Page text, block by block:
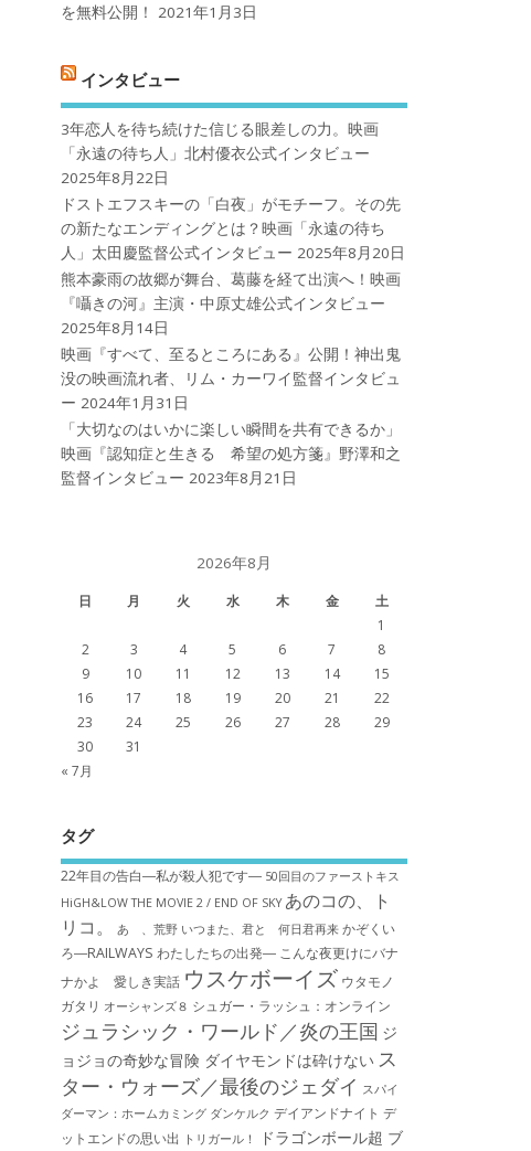
を無料公開！
2021年1月3日
インタビュー
3年恋人を待ち続けた信じる眼差しの力。映画
「永遠の待ち人」北村優衣公式インタビュー
2025年8月22日
ドストエフスキーの「白夜」がモチーフ。その先
の新たなエンディングとは？映画「永遠の待ち
人」太田慶監督公式インタビュー 2025年8月20日
熊本豪雨の故郷が舞台、葛藤を経て出演へ！映画
『囁きの河』主演・中原丈雄公式インタビュー
2025年8月14日
映画『すべて、至るところにある』公開！神出鬼
没の映画流れ者、リム・カーワイ監督インタビュ
ー 2024年1月31日
「大切なのはいかに楽しい瞬間を共有できるか」
映画『認知症と生きる 希望の処方箋』野澤和之
監督インタビュー 2023年8月21日
2026年8月
日 月 火 水 木 金
土
1
2
3 4 5 6 7
8
9
10 11 12 13 14
15
16
17 18 19 20 21
22
23
24 25 26 27 28
29
30
31
« 7月
タグ
22年目の告白―私が殺人犯です― 50回目のファーストキス
HiGH&LOW THE MOVIE 2 / END OF SKY あのコの、ト
リコ。
あゝ、荒野 いつまた、君と 何日君再来 かぞくい
ろ―RAILWAYS わたしたちの出発― こんな夜更けにバナ
ナかよ 愛しき実話 ウスケボーイズ ウタモノ
ガタリ オーシャンズ８ シュガー・ラッシュ：オ​ンライン
ジュラシック・ワールド／炎の王国 ジ
ョジョの奇妙な冒険 ダイヤモンドは砕けない ス
ター・ウォーズ／最後のジェダイ スパイ
ダーマン：ホームカミング ダンケルク デイアンドナイト デ
ットエンドの思い出
トリガール！ ドラゴンボール超 ブ